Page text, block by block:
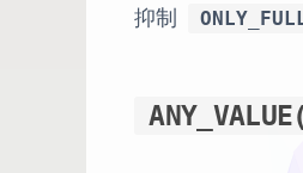
抑制